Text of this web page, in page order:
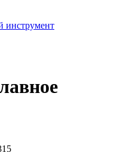
инструмент